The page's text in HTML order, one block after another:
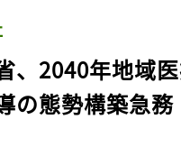
、2040年地域
の態勢構築急務